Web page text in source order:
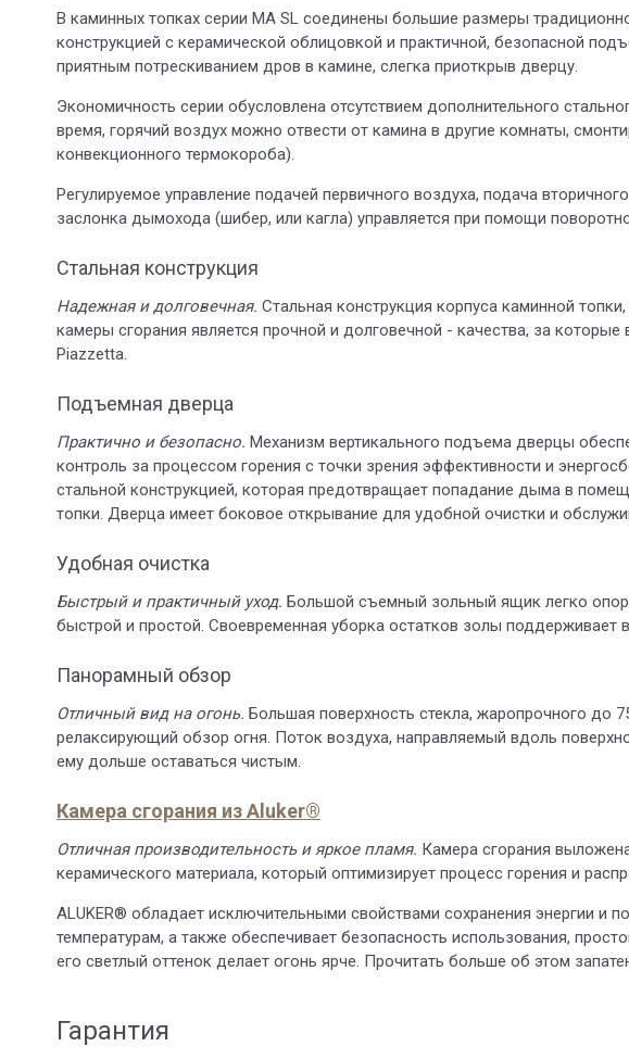
В каминных топках серии MA SL соединены большие размеры
конструкцией с керамической облицовкой и практичной, безопасной
приятным потрескиванием дров в камине, слегка приоткрыв дверцу.
Экономичность серии обусловлена отсутствием дополнительного
время, горячий воздух можно отвести от камина в другие комнаты,
конвекционного термокороба).
Регулируемое управление подачей первичного воздуха, подача
заслонка дымохода (шибер, или кагла) управляется при помощи
Стальная конструкция
Надежная и долговечная. Стальная конструкция корпуса каминной
камеры сгорания является прочной и долговечной - качества, за
Piazzetta.
Подъемная дверца
Практично и безопасно. Механизм вертикального подъема дверцы
контроль за процессом горения с точки зрения эффективности и
стальной конструкцией, которая предотвращает попадание дыма в
топки. Дверца имеет боковое открывание для удобной очистки и
Удобная очистка
Быстрый и практичный уход. Большой съемный зольный ящик легко
быстрой и простой. Своевременная уборка остатков золы поддерживает
Панорамный обзор
Отличный вид на огонь. Большая поверхность стекла, жаропрочного до
релаксирующий обзор огня. Поток воздуха, направляемый вдоль
ему дольше оставаться чистым.
Камера сгорания из Aluker®
Отличная производительность и яркое пламя. Камера сгорания
керамического материала, который оптимизирует процесс горения и
ALUKER® обладает исключительными свойствами сохранения энергии и
температурам, а также обеспечивает безопасность использования,
его светлый оттенок делает огонь ярче. Прочитать больше об этом
Гарантия